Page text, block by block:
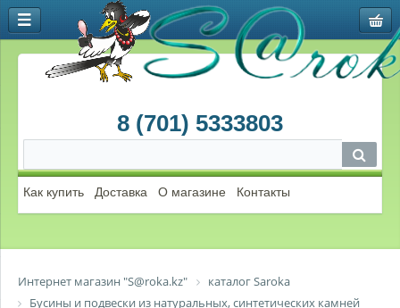
8 (701) 5333803
Как купить Доставка О магазине Контакты
Интернет магазин "S@roka.kz"
каталог Saroka
Бусины и подвески из натуральных, синтетических камней